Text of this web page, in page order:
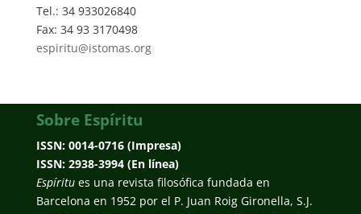
Tel.: 34 933026840
Fax: 34 93 3170498
espiritu@istomas.org
Sobre Espíritu
ISSN: 0014-0716 (Impresa)
ISSN: 2938-3994 (En línea)
Espíritues una revista filosófica fundada en
Barcelona en 1952 por el P. Juan Roig Gironella, S.J.